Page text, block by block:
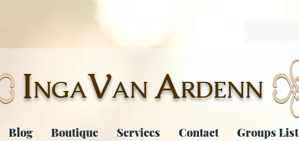
INGAVAN ARDENN
Blog Boutique Services Contact Groups List